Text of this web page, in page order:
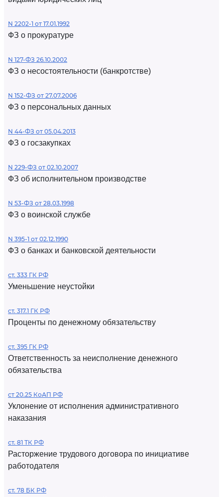
N 2202-1 от 17.01.1992
ФЗ о прокуратуре
N 127-ФЗ 26.10.2002
ФЗ о несостоятельности (банкротстве)
N 152-ФЗ от 27.07.2006
ФЗ о персональных данных
N 44-ФЗ от 05.04.2013
ФЗ о госзакупках
N 229-ФЗ от 02.10.2007
ФЗ об исполнительном производстве
N 53-ФЗ от 28.03.1998
ФЗ о воинской службе
N 395-1 от 02.12.1990
ФЗ о банках и банковской деятельности
ст. 333 ГК РФ
Уменьшение неустойки
ст. 317.1 ГК РФ
Проценты по денежному обязательству
ст. 395 ГК РФ
Ответственность за неисполнение денежного
обязательства
ст 20.25 КоАП РФ
Уклонение от исполнения административного
наказания
ст. 81 ТК РФ
Расторжение трудового договора по инициативе
работодателя
ст. 78 БК РФ